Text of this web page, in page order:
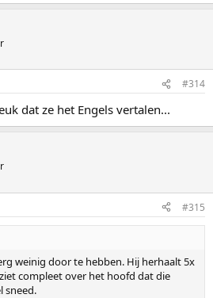
#314
dat ze het Engels vertalen...
#315
weinig door te hebben. Hij herhaalt 5x
compleet over het hoofd dat die
sneed.